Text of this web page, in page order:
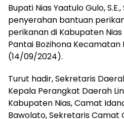
Bupati Nias Yaatulo Gulo, S.E.,
penyerahan bantuan
perikanan di Kabupaten
Pantai Bozihona Kecamatan
(14/09/2024).
Turut hadir, Sekretaris
Kepala Perangkat Daerah
Kabupaten Nias, Camat
Bawolato, Sekretaris Camat